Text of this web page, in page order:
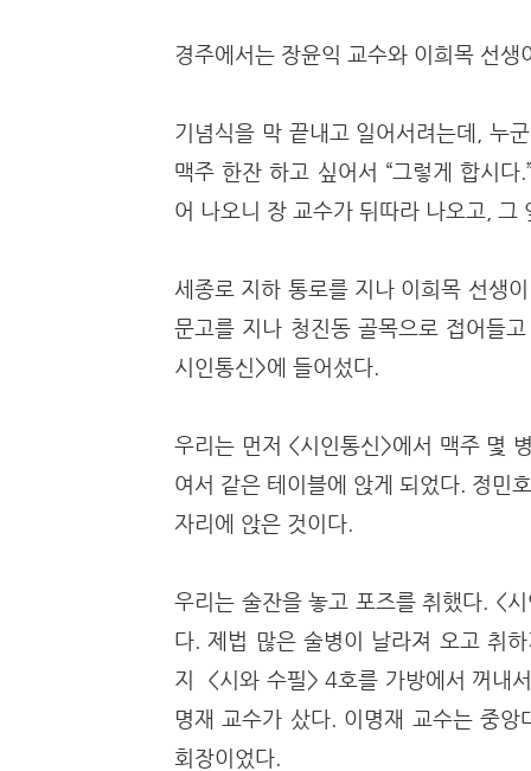
경주에서는 장윤익 교수와 이희목 선생
기념식을 막 끝내고 일어서려는데, 누
맥주 한잔 하고 싶어서 “그렇게 합시
어 나오니 장 교수가 뒤따라 나오고,
세종로 지하 통로를 지나 이희목 선생
문고를 지나 청진동 골목으로 접어들
시인통신>에 들어섰다.
우리는 먼저 <시인통신>에서 맥주 몇
여서 같은 테이블에 앉게 되었다. 정민
자리에 앉은 것이다.
우리는 술잔을 놓고 포즈를 취했다. <
다. 제법 많은 술병이 날라져 오고 취
지 <시와 수필> 4호를 가방에서 꺼내
명재 교수가 샀다. 이명재 교수는 중
회장이었다.